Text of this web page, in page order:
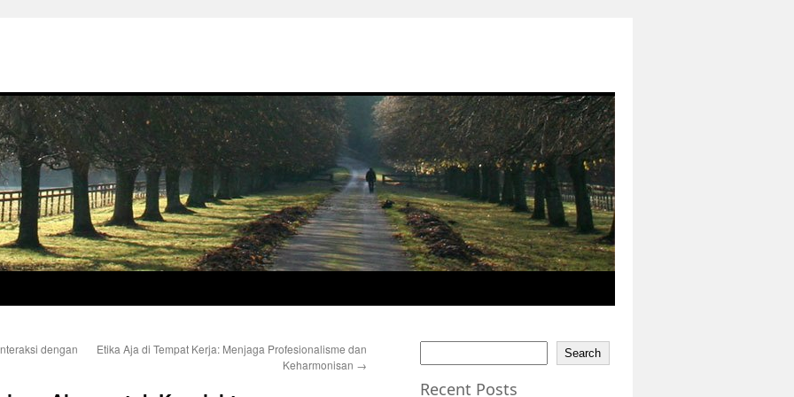
dengan
Etika Aja di Tempat Kerja: Menjaga Profesionalisme dan
Keharmonisan →
Search
Recent Posts